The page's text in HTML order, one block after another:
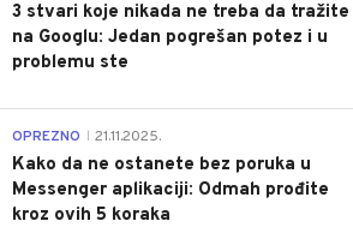
3 stvari koje nikada ne treba da tražite
na Googlu: Jedan pogrešan potez i u
problemu ste
OPREZNO 21.11.2025.
Kako da ne ostanete bez poruka u
Messenger aplikaciji: Odmah prođite
kroz ovih 5 koraka